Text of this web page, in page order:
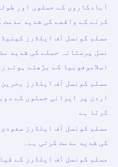
آبادکاروں کے حملوں اور
کرنے کے واقعے کی شدید مذمت
مسلم کونسل آف ایلڈرز
نسل پرستانہ حملے کی شدید
اسلاموفوبیا کے بڑھتے ہوئے
مسلم کونسل آف ایلڈرز
اردن پر ایرانی حملوں کے
کرتا ہے
مسلم کونسل آف ایلڈرز
کی شدید مذمت کرتی ہے۔